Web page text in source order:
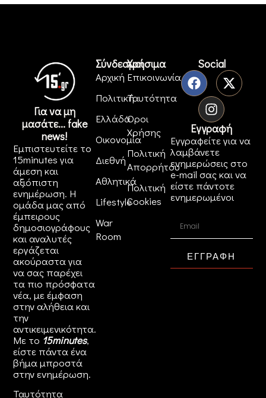
Για να μη
μασάτε... fake
news!
Εμπιστευτείτε το
15minutes για
άμεση και
αξιόπιστη
ενημέρωση. Η
ομάδα μας από
έμπειρους
δημοσιογράφους
και αναλυτές
εργάζεται
ακούραστα για
να σας παρέχει
τα πιο πρόσφατα
νέα, με έμφαση
στην αλήθεια και
την
αντικειμενικότητα.
Με το 15minutes,
είστε πάντα ένα
βήμα μπροστά
στηνενημέρωση.
Ταυτότητα
Σύνδεσμοι
Αρχική
Πολιτική
Ελλάδα
Οικονομία
Διεθνή
Αθλητικά
Lifestyle
War
Room
Χρήσιμα
Επικοινωνία
Ταυτότητα
Όροι
Χρήσης
Πολιτική
Απορρήτου
Πολιτική
Cookies
Social
Εγγραφή
Εγγραφείτε για να
λαμβάνετε
ενημερώσεις στο
e-mail σας και να
είστε πάντοτε
ενημερωμένοι
ΕΓΓΡΑΦΗ